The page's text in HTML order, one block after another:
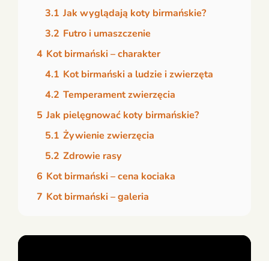
3.1 Jak wyglądają koty birmańskie?
3.2 Futro i umaszczenie
4 Kot birmański – charakter
4.1 Kot birmański a ludzie i zwierzęta
4.2 Temperament zwierzęcia
5 Jak pielęgnować koty birmańskie?
5.1 Żywienie zwierzęcia
5.2 Zdrowie rasy
6 Kot birmański – cena kociaka
7 Kot birmański – galeria